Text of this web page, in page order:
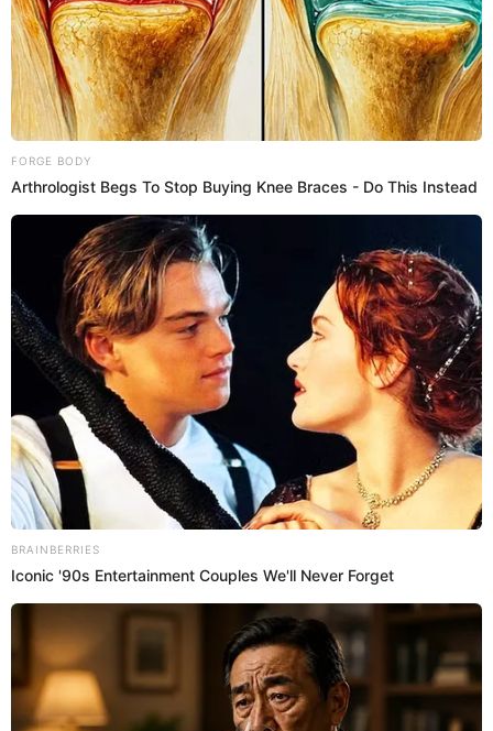
Únete a nuestro canal de Whatsapp
INGREDIENTES
1 kilo papa
1 huevo
200 gramos de harina
Sal